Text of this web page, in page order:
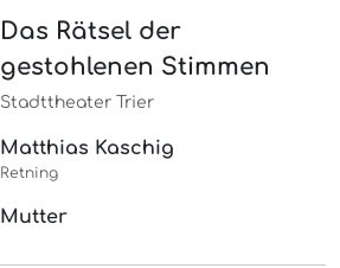
Das Rätsel der
gestohlenen Stimmen
Stadttheater Trier
Matthias Kaschig
Retning
Mutter